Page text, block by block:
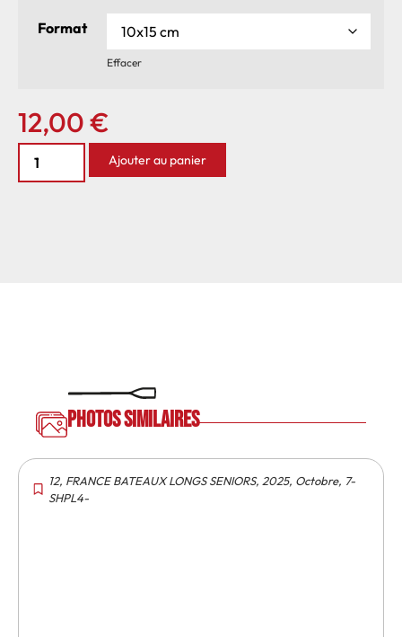
Format
Effacer
12,00€
Ajouter au panier
Photos similaires
12, FRANCE BATEAUX LONGS SENIORS, 2025, Octobre, 7-
SHPL4-